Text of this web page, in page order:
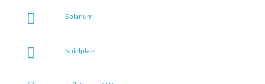
Solarium
Spielplatz